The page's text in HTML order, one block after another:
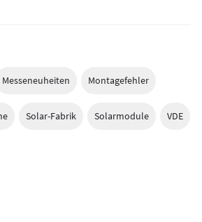
Messeneuheiten Montagefehler
Solar-Fabrik Solarmodule VDE